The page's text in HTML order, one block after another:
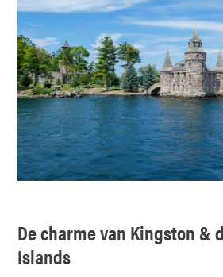
De charme van Kingston &
Islands